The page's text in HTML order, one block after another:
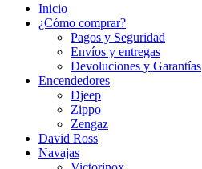
Inicio
¿Cómo comprar?
Pagos y Seguridad
Envíos y entregas
Devoluciones y Garantías
Encendedores
Djeep
Zippo
Zengaz
David Ross
Navajas